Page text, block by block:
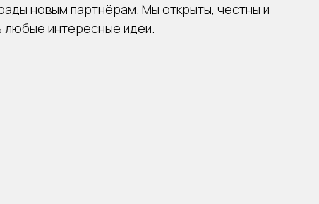
новым партнёрам. Мы открыты, честны и
любые интересные идеи.